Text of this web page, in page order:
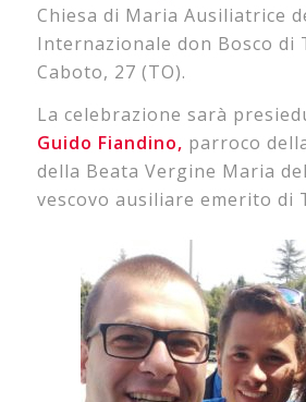
Chiesa di Maria Ausiliatrice
Internazionale don Bosco di
Caboto, 27 (TO).
La celebrazione sarà
Guido Fiandino, parroco
della Beata Vergine Maria
vescovo ausiliare emerito di